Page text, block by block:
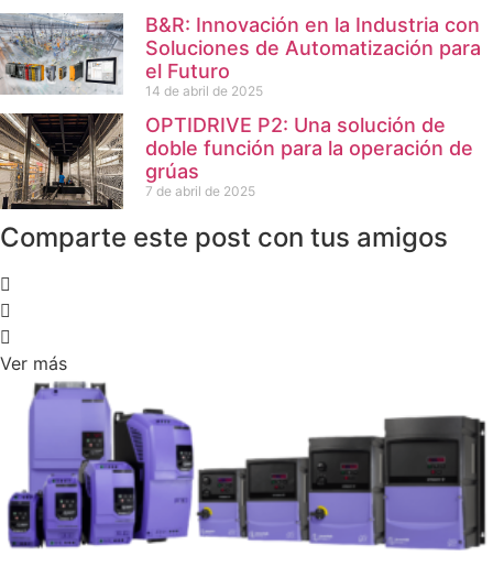
B&R: Innovación en la Industria con
Soluciones de Automatización para
el Futuro
14 de abril de 2025
OPTIDRIVE P2: Una solución de
doble función para la operación de
grúas
7 de abril de 2025
Comparte este post con tus amigos
Ver más